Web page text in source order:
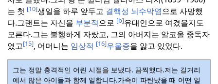
는 첫 [10]생일을 하루 앞두고 결핵성 뇌수막염으로 사망했
다.그랜트는 자신을 부분적으로 [b]유대인으로 여겼을지도
모른다.그는 불행하게 자랐고, 그의 아버지는 알코올 중독자
였고[15], 어머니는 임상적 [16]우울증을 앓고 있었다.
그는 정말 충격적인 어린 시절을 보냈다. 끔찍했다.저는 길거리
에서 많은 아이들과 함께 일합니다.가족이 파탄났을 때 어떤 일